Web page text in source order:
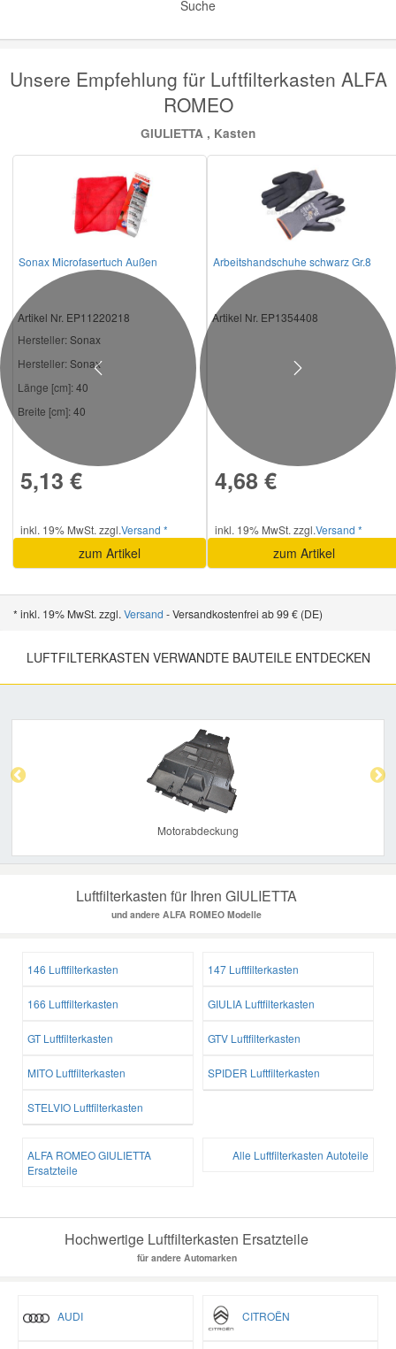
Suche
Unsere Empfehlung für Luftfilterkasten ALFA
ROMEO
GIULIETTA , Kasten
Sonax Microfasertuch Außen
Artikel Nr. EP11220218
Hersteller: Sonax
Hersteller: Sonax
Länge [cm]: 40
Breite [cm]: 40
5,13 €
inkl. 19% MwSt. zzgl.Versand *
zum Artikel
Arbeitshandschuhe schwarz Gr.8
Artikel Nr. EP1354408
4,68 €
inkl. 19% MwSt. zzgl.Versand *
zum Artikel
Previous Next
* inkl. 19% MwSt. zzgl. Versand - Versandkostenfrei ab 99 € (DE)
LUFTFILTERKASTEN VERWANDTE BAUTEILE ENTDECKEN
Motorabdeckung
Luftfilterkasten für Ihren GIULIETTA
und andere ALFA ROMEO Modelle
146 Luftfilterkasten 147 Luftfilterkasten
166 Luftfilterkasten GIULIA Luftfilterkasten
GT Luftfilterkasten GTV Luftfilterkasten
MITO Luftfilterkasten SPIDER Luftfilterkasten
STELVIO Luftfilterkasten
ALFA ROMEO GIULIETTA
Ersatzteile
Alle Luftfilterkasten Autoteile
Hochwertige Luftfilterkasten Ersatzteile
für andere Automarken
AUDI CITROËN